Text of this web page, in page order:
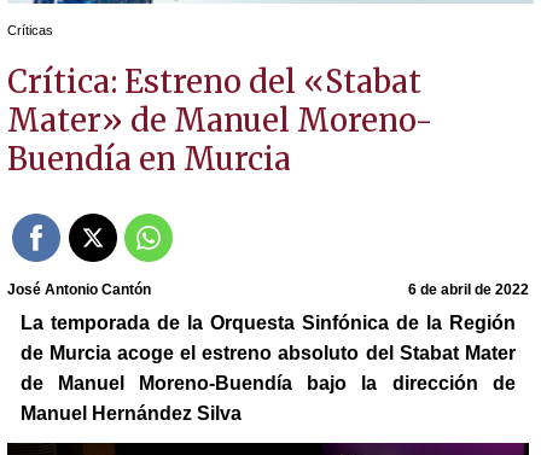
Críticas
Crítica: Estreno del «Stabat
Mater» de Manuel Moreno-
Buendía en Murcia
José Antonio Cantón 6 de abril de 2022
La temporada de la Orquesta Sinfónica de la Región
de Murcia acoge el estreno absoluto del Stabat Mater
de Manuel Moreno-Buendía bajo la dirección de
Manuel Hernández Silva